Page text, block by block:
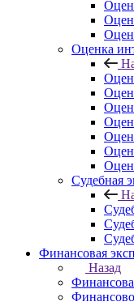
Оценка
Судебная
Финансовая
Назад